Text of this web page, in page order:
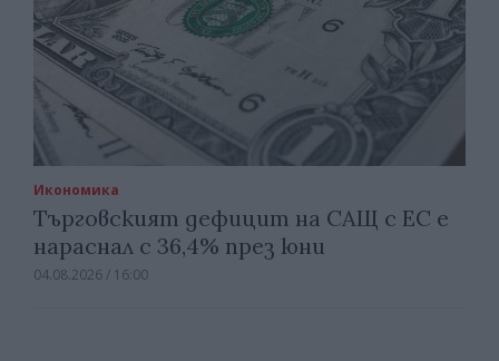
Икономика
Търговският дефицит на САЩ с ЕС е
нараснал с 36,4% през юни
04.08.2026 / 16:00